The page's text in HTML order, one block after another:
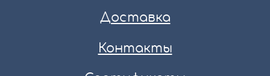
Доставка
Контакты